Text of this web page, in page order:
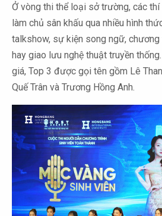
Ở vòng thi thể loại sở trường, các thí
làm chủ sân khấu qua nhiều hình
talkshow, sự kiện song ngữ, chương
hay giao lưu nghệ thuật truyền
giá, Top 3 được gọi tên gồm Lê
Quế Trân và Trương Hồng Anh.